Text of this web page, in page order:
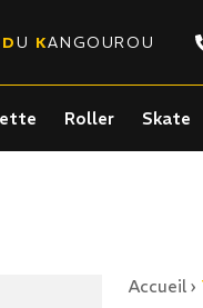
DU KANGOUROU
Roller Skate
Accueil›